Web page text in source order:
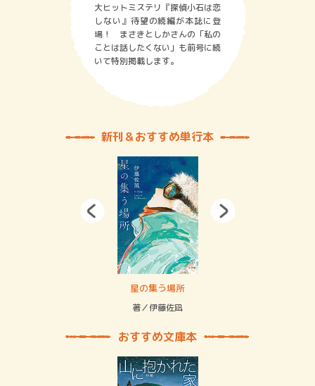
大ヒットミステリ『探偵小石は恋
しない』待望の続編が本誌に登
場！ まさきとしかさんの「私の
ことは話したくない」も前号に続
いて特別掲載します。
新刊＆おすすめ単行本
星の集う場所
著／伊藤佐凪
おすすめ文庫本